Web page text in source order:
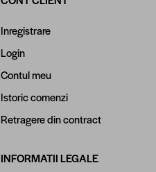
Inregistrare
Login
Contul meu
Istoric comenzi
Retragere din contract
INFORMATII LEGALE